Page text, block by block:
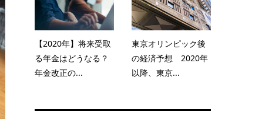
【2020年】将来受取
る年金はどうなる？
年金改正の...
東京オリンピック後
の経済予想 2020年
以降、東京...